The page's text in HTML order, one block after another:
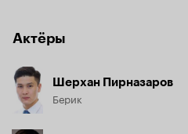
Актёры
Шерхан Пирназаров
Берик